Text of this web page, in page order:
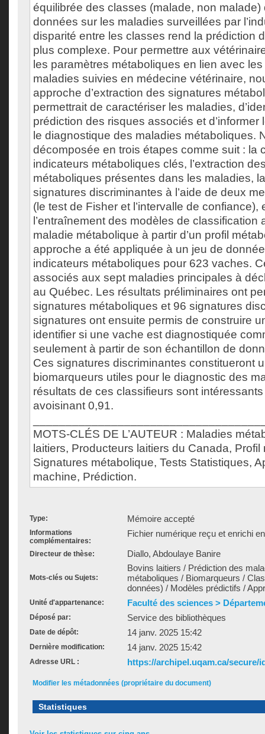
équilibrée des classes (malade, non
données sur les maladies surveillées par
disparité entre les classes rend la prédiction
plus complexe. Pour permettre aux
les paramètres métaboliques en lien avec
maladies suivies en médecine vétérinaire,
approche d’extraction des signatures
permettrait de caractériser les maladies,
prédiction des risques associés et d’informer
le diagnostique des maladies métaboliques.
décomposée en trois étapes comme suit : la
indicateurs métaboliques clés, l’extraction
métaboliques présentes dans les maladies,
signatures discriminantes à l’aide de deux
(le test de Fisher et l’intervalle de confiance),
l’entraînement des modèles de classification
maladie métabolique à partir d’un profil
approche a été appliquée à un jeu de
indicateurs métaboliques pour 623 vaches.
associés aux sept maladies principales à
au Québec. Les résultats préliminaires ont
signatures métaboliques et 96 signatures
signatures ont ensuite permis de construire
identifier si une vache est diagnostiquée
seulement à partir de son échantillon de
Ces signatures discriminantes constitueront
biomarqueurs utiles pour le diagnostic des
résultats de ces classifieurs sont
avoisinant 0,91.
MOTS-CLÉS DE L’AUTEUR : Maladies
laitiers, Producteurs laitiers du Canada, Profil
Signatures métabolique, Tests Statistiques,
machine, Prédiction.
Type: Mémoire accepté
Informations
complémentaires:
Fichier numérique reçu et enrichi
Directeur de thèse: Diallo, Abdoulaye Banire
Mots-clés ou Sujets:
Bovins laitiers / Prédiction des
métaboliques / Biomarqueurs /
données) / Modèles prédictifs /
Unité d'appartenance: Faculté des sciences >
Déposé par: Service des bibliothèques
Date de dépôt: 14 janv. 2025 15:42
Dernière modification: 14 janv. 2025 15:42
Adresse URL : https://archipel.uqam.ca/secure/
Modifier les métadonnées (propriétaire du document)
Statistiques